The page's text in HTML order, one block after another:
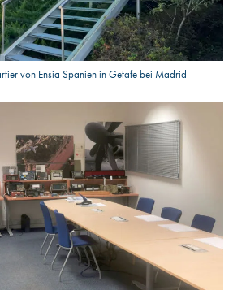
von Ensia Spanien in Getafe bei Madrid